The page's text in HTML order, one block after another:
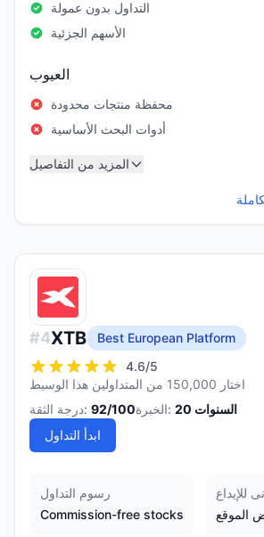
التداول بدون عمولة
الأسهم الجزئية
العيوب
محفظة منتجات محدودة
أدوات البحث الأساسية
المزيد من التفاصيل
#4XTB
Best European Platform
4.6/5
اختار 150,000 من المتداولين هذا الوسيط
درجة الثقة: 92/100 الخبرة: 20 السنوات
ابدأ التداول
رسوم التداول
Commission-free stocks
للإيداع
الموقع